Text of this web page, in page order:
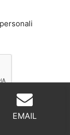
EMAIL